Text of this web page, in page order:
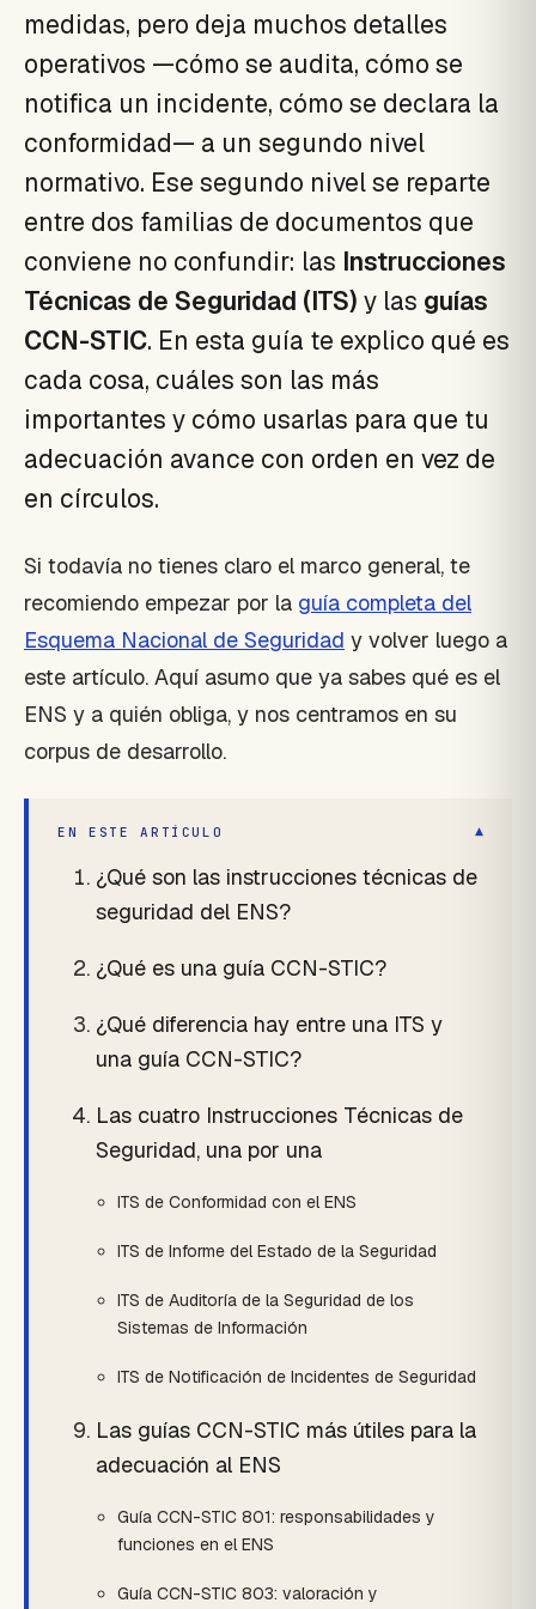
medidas, pero deja muchos detalles
operativos —cómo se audita, cómo se
notifica un incidente, cómo se declara la
conformidad— a un segundo nivel
normativo. Ese segundo nivel se reparte
entre dos familias de documentos que
conviene no confundir: las Instrucciones
Técnicas de Seguridad (ITS) y las guías
CCN-STIC. En esta guía te explico qué es
cada cosa, cuáles son las más
importantes y cómo usarlas para que tu
adecuación avance con orden en vez de
en círculos.
Si todavía no tienes claro el marco general, te
recomiendo empezar por la guía completa del
Esquema Nacional de Seguridad y volver luego a
este artículo. Aquí asumo que ya sabes qué es el
ENS y a quién obliga, y nos centramos en su
corpus de desarrollo.
EN ESTE ARTÍCULO ▾
¿Qué son las instrucciones técnicas de
seguridad del ENS?
¿Qué es una guía CCN-STIC?
¿Qué diferencia hay entre una ITS y
una guía CCN-STIC?
Las cuatro Instrucciones Técnicas de
Seguridad, una por una
ITS de Conformidad con el ENS
ITS de Informe del Estado de la Seguridad
ITS de Auditoría de la Seguridad de los
Sistemas de Información
ITS de Notificación de Incidentes de Seguridad
Las guías CCN-STIC más útiles para la
adecuación al ENS
Guía CCN-STIC 801: responsabilidades y
funciones en el ENS
Guía CCN-STIC 803: valoración y